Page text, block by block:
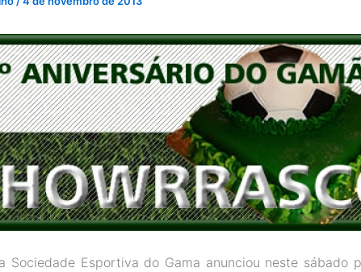
Sociedade Esportiva do Gama anunciou neste sábado